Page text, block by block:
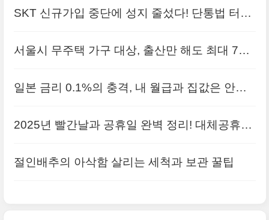
SKT 신규가입 중단에 성지 줄섰다! 단통법 터지
서울시 무주택 가구 대상, 출산만 해도 최대 720
일본 금리 0.1%의 충격, 내 월급과 집값은 안전
2025년 빨간날과 공휴일 완벽 정리! 대체공휴일,
절인배추의 아삭함 살리는 세척과 보관 꿀팁